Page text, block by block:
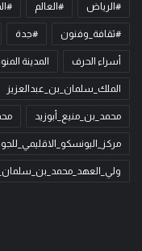
#الرياض #العالم
#ثقافة_وفنون #جدة
أسراء الحرف المدينة
الملك_سلمان_بن_عبدالعزيز
محمد_بن_منيع_أبوزيد